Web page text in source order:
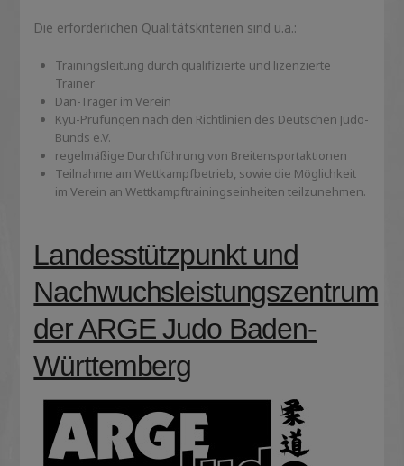
Die erforderlichen Qualitätskriterien sind u.a.:
Trainingsleitung durch qualifizierte und lizenzierte
Trainer
Dan-Träger im Verein
Kyu-Prüfungen nach den Richtlinien des Deutschen Judo-
Bunds e.V.
regelmäßige Durchführung von Breitensportaktionen
Teilnahme am Wettkampfbetrieb, sowie die Möglichkeit
im Verein an Wettkampftrainingseinheiten teilzunehmen.
Landesstützpunkt und
Nachwuchsleistungszentrum
der ARGE Judo Baden-
Württemberg